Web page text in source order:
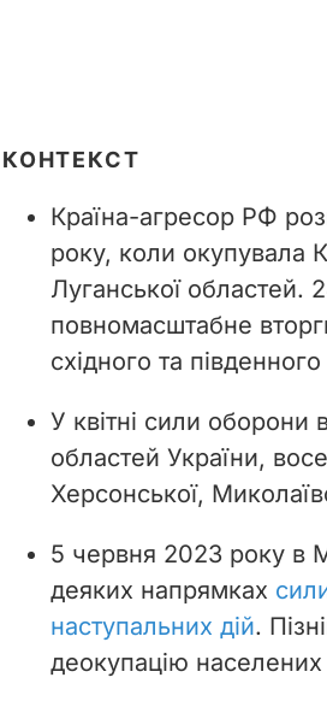
КОНТЕКСТ
Країна-агресор РФ
року, коли окупувала
Луганської областей.
повномасштабне
східного та
У квітні сили оборони
областей України,
Херсонської,
5 червня 2023 року в
деяких напрямках
наступальних дій.
деокупацію населених